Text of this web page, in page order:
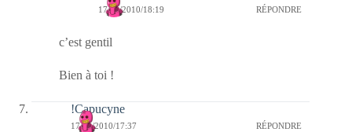
17/09/2010/18:19 RÉPONDRE
c’est gentil
Bien à toi !
!Capucyne
17/09/2010/17:37 RÉPONDRE